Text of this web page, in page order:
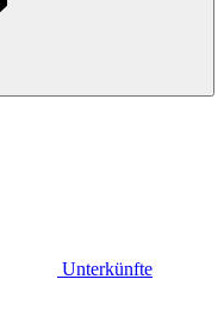
Unterkünfte